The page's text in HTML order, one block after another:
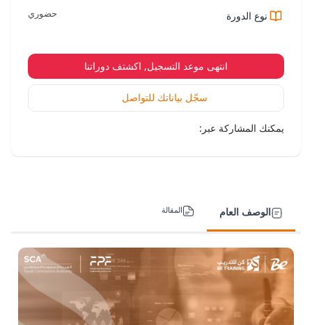
الوصف العام المقالة
نوع الدورة حضوري
انتهى موعد التسجيل, اكشتف دوراتنا
سجّل بياناتك للتواصل
يمكنك المشاركة عبر: